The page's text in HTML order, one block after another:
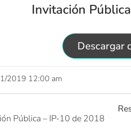
Invitación
Descargar
2019 12:00 am
Pública – IP-10 de 2018